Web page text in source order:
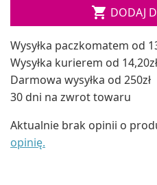
 DODAJ
Wysyłka paczkomatem od
Wysyłka kurierem od 14,20zł
Darmowa wysyłka od 250zł
30 dni na zwrot towaru
Aktualnie brak opinii o
opinię.